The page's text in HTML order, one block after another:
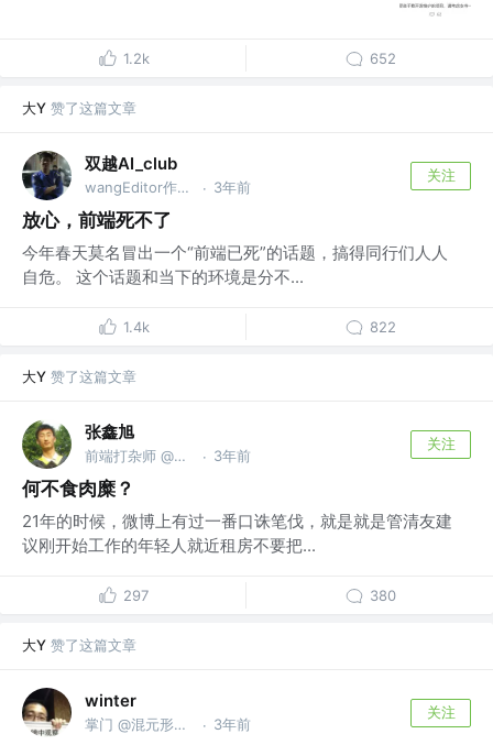
1.2k 652
大Y 赞了这篇文章
双越AI_club
wangEditor作者，慕课网讲师 · 3年前
关注
放心，前端死不了
今年春天莫名冒出一个“前端已死”的话题，搞得同行们人人
自危。 这个话题和当下的环境是分不...
1.4k 822
大Y 赞了这篇文章
张鑫旭
前端打杂师 @阅文集团 · 3年前
关注
何不食肉糜？
21年的时候，微博上有过一番口诛笔伐，就是就是管清友建
议刚开始工作的年轻人就近租房不要把...
297 380
大Y 赞了这篇文章
winter
掌门 @混元形意前端门 · 3年前
关注